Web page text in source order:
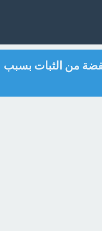
من الثبات بسبب